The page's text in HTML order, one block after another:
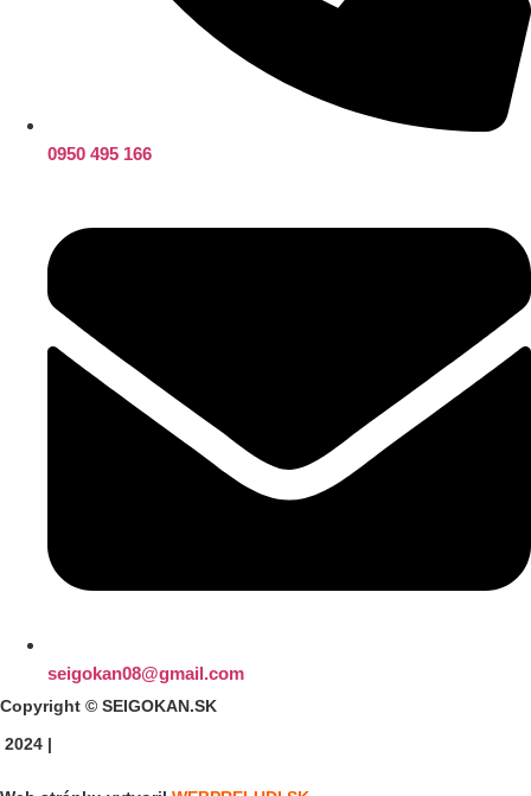
0950 495 166
seigokan08@gmail.com
Copyright © SEIGOKAN.SK
2024 |